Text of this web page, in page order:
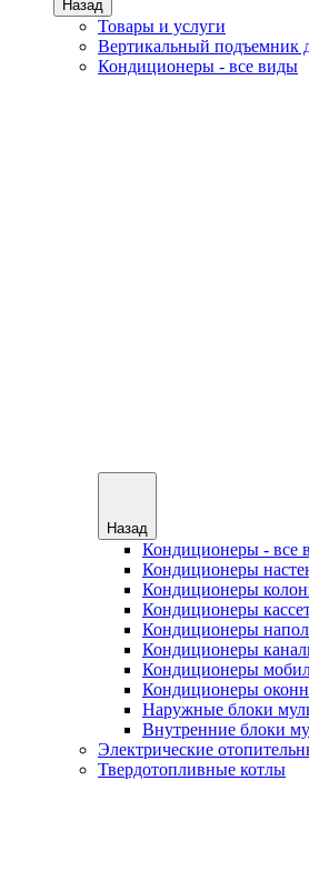
Назад
Товары и услуги
Вертикальный подъемник
Кондиционеры - все виды
Назад
Кондиционеры - все
Кондиционеры
Кондиционеры
Кондиционеры
Кондиционеры
Кондиционеры
Кондиционеры
Кондиционеры
Наружные блоки
Внутренние блоки
Электрические
Твердотопливные котлы